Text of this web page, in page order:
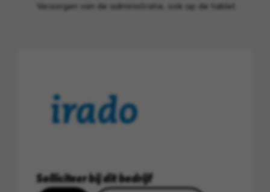
Verzorgen van de administratie, ook op de tablet.
Solliciteer bij dit bedrijf